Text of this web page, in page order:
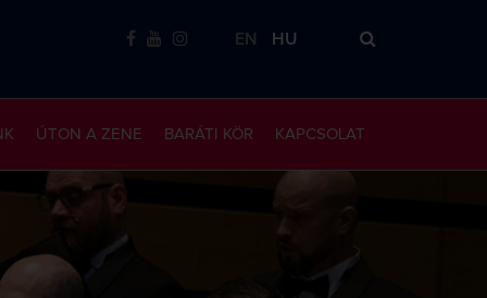
EN HU
KAPCSOLAT
BARÁTI KÖR
ÚTON A ZENE